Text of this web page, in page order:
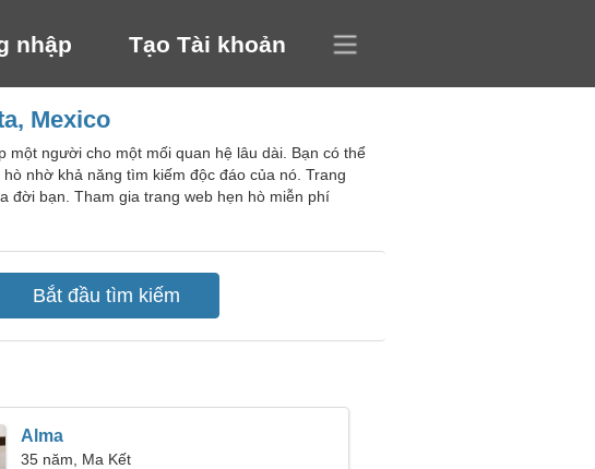
nhập Tạo Tài khoản
Mexico
một người cho một mối quan hệ lâu dài. Bạn có thể
nhờ khả năng tìm kiếm độc đáo của nó. Trang
đời bạn. Tham gia trang web hẹn hò miễn phí
Alma
35 năm, Ma Kết